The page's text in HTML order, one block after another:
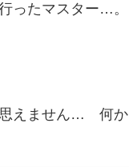
ったマスター…。
思えません… 何か